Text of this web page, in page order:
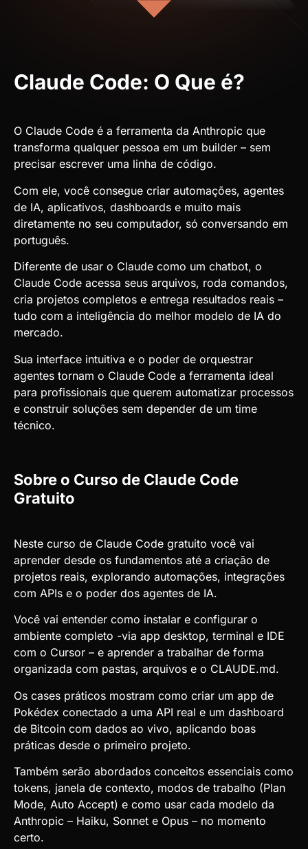
Claude Code: O Que é?
O Claude Code é a ferramenta da Anthropic que
transforma qualquer pessoa em um builder – sem
precisar escrever uma linha de código.
Com ele, você consegue criar automações, agentes
de IA, aplicativos, dashboards e muito mais
diretamente no seu computador, só conversando em
português.
Diferente de usar o Claude como um chatbot, o
Claude Code acessa seus arquivos, roda comandos,
cria projetos completos e entrega resultados reais –
tudo com a inteligência do melhor modelo de IA do
mercado.
Sua interface intuitiva e o poder de orquestrar
agentes tornam o Claude Code a ferramenta ideal
para profissionais que querem automatizar processos
e construir soluções sem depender de um time
técnico.
Sobre o Curso de Claude Code
Gratuito
Neste curso de Claude Code gratuito você vai
aprender desde os fundamentos até a criação de
projetos reais, explorando automações, integrações
com APIs e o poder dos agentes de IA.
Você vai entender como instalar e configurar o
ambiente completo -via app desktop, terminal e IDE
com o Cursor – e aprender a trabalhar de forma
organizada com pastas, arquivos e o CLAUDE.md.
Os cases práticos mostram como criar um app de
Pokédex conectado a uma API real e um dashboard
de Bitcoin com dados ao vivo, aplicando boas
práticas desde o primeiro projeto.
Também serão abordados conceitos essenciais como
tokens, janela de contexto, modos de trabalho (Plan
Mode, Auto Accept) e como usar cada modelo da
Anthropic – Haiku, Sonnet e Opus – no momento
certo.